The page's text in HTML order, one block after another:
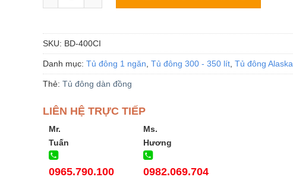
SKU: BD-400CI
Danh mục: Tủ đông 1 ngăn Tủ đông 300 - 350 lít Tủ đông Alaska
Thẻ: Tủ đông dàn đồng
LIÊN HỆ TRỰC TIẾP
Mr.
Tuấn
0965.790.100
Ms.
Hương
0982.069.704